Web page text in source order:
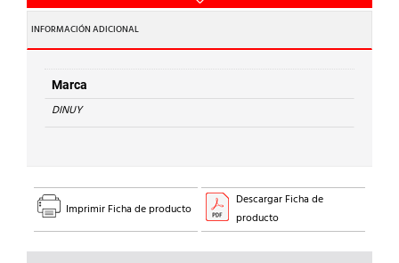
PULSATEMP
EMP.TACTIL
2
HL.BL.
cantidad
INFORMACIÓN ADICIONAL
Marca
DINUY
Imprimir Ficha de producto
Descargar Ficha de
producto